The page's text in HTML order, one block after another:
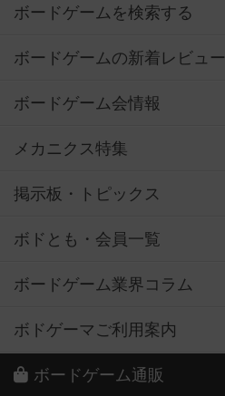
ボードゲームを検索する
ボードゲームの新着レビュー
ボードゲーム会情報
メカニクス特集
掲示板・トピックス
ボドとも・会員一覧
ボードゲーム業界コラム
ボドゲーマご利用案内
ボードゲーム通販